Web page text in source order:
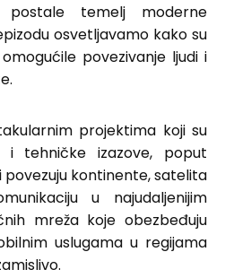
postale temelj moderne
osvetljavamo kako su
povezivanje ljudi i
projektima koji su
i tehničke izazove, poput
kontinente, satelita
u najudaljenijim
mreža koje obezbeđuju
uslugama u regijama